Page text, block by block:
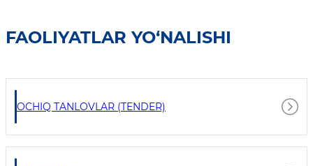
FAOLIYATLAR YO‘NALISHI
OCHIQ TANLOVLAR (TENDER)